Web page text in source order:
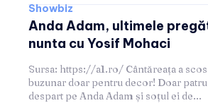
Showbiz
Anda Adam, ultimele
nunta cu Yosif Mohaci
Sursa: https://a1.ro/ Cântăreața a
buzunar doar pentru decor! Doar
despart pe Anda Adam și soțul ei de...